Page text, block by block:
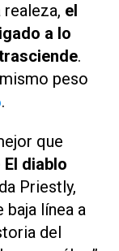
el
a lo
.
peso
.
que
El diablo
Priestly,
línea a
del